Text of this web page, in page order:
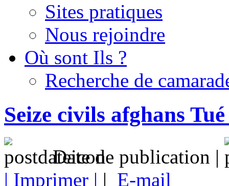
Sites pratiques
Nous rejoindre
Où sont Ils ?
Recherche de
Seize civils afghans
Date de publication |
| Imprimer | | E-mail